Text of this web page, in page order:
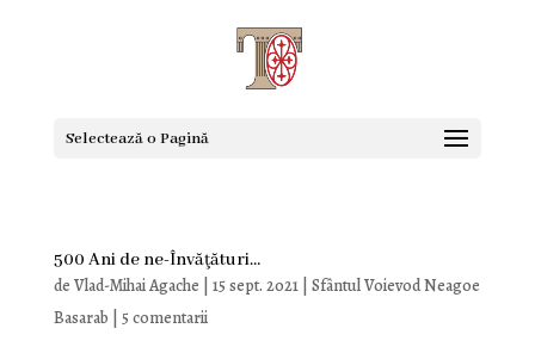
Selectează o Pagină
500 Ani de ne-Învăţături…
de Vlad-Mihai Agache 15 sept. 2021| Sfântul Voievod Neagoe
Basarab
5 comentarii